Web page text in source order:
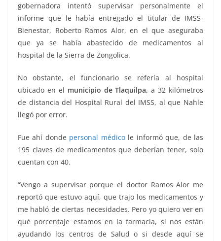
gobernadora intentó supervisar personalmente el
informe que le había entregado el titular de IMSS-
Bienestar, Roberto Ramos Alor, en el que aseguraba
que ya se había abastecido de medicamentos al
hospital de la Sierra de Zongolica.
No obstante, el funcionario se refería al hospital
ubicado en el municipio de Tlaquilpa, a 32 kilómetros
de distancia del Hospital Rural del IMSS, al que Nahle
llegó por error.
Fue ahí donde personal médicole informó que, de las
195 claves de medicamentos que deberían tener, solo
cuentan con 40.
“Vengo a supervisar porque el doctor Ramos Alor me
reportó que estuvo aquí, que trajo los medicamentos y
me habló de ciertas necesidades. Pero yo quiero ver en
qué porcentaje estamos en la farmacia, si nos están
ayudando los centros de Salud o si desde aquí se